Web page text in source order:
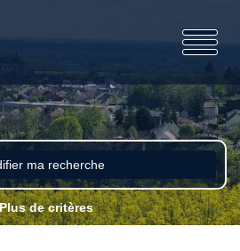
ma recherche
de critères